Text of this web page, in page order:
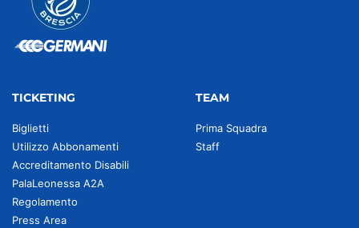
TICKETING
Biglietti
Utilizzo Abbonamenti
Accreditamento Disabili
PalaLeonessa A2A
Regolamento
Press Area
TEAM
Prima Squadra
Staff